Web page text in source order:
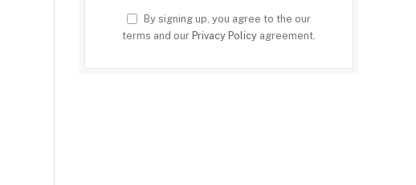
By signing up, you agree to the our
terms and our Privacy Policy agreement.